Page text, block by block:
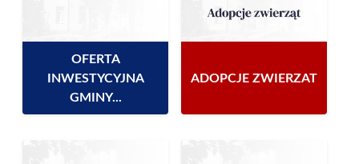
OFERTA
INWESTYCYJNA
GMINY...
ADOPCJE ZWIERZAT